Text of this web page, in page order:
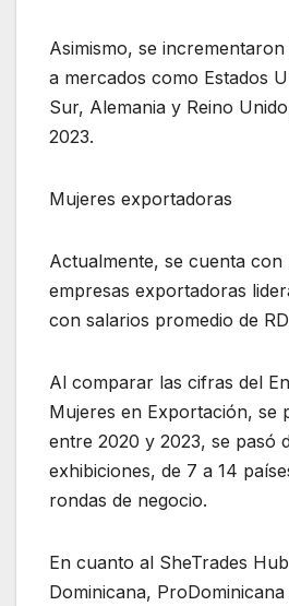
Asimismo, se
a mercados como Estados
Sur, Alemania y Reino
2023.
Mujeres exportadoras
Actualmente, se cuenta con
empresas exportadoras
con salarios promedio de
Al comparar las cifras del
Mujeres en Exportación, se
entre 2020 y 2023, se pasó
exhibiciones, de 7 a 14
rondas de negocio.
En cuanto al SheTrades
Dominicana,